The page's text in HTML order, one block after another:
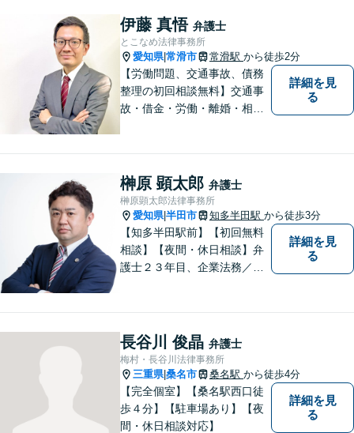
題／離婚問題／相続問題／企
業法務など、幅広く対応可
能。【明確な料金体系】どう
ぞご連絡ください。
伊藤 真悟 弁護士
とこなめ法律事務所
愛知県|常滑市 常滑駅 から徒歩2分
【労働問題、交通事故、債務
整理の初回相談無料】交通事
故・借金・労働・離婚・相続
町、東浦町、美浜町、南知多
町などでお困りの方がいまし
たらすぐにご相談ください。
詳細を見
る
榊原 顕太郎 弁護士
榊原顕太郎法律事務所
愛知県|半田市 知多半田駅 から徒歩3分
【知多半田駅前】【初回無料
相談】【夜間・休日相談】弁
護士２３年目、企業法務／交
護士が、事業経営を強力サポ
ートいたします！【ネット予
約可】【駐車場あり】【見積
無料】
詳細を見
る
長谷川 俊晶 弁護士
梅村・長谷川法律事務所
三重県|桑名市 桑名駅 から徒歩4分
【完全個室】【桑名駅西口徒
歩４分】【駐車場あり】【夜
間・休日相談対応】
詳細を見
る